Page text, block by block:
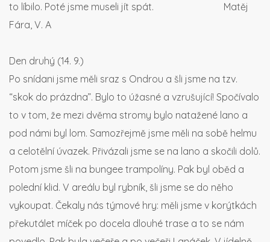
to líbilo. Poté jsme museli jít spát. Matěj
Fára, V. A
Den druhý (14. 9.)
Po snídani jsme měli sraz s Ondrou a šli jsme na tzv.
“skok do prázdna”. Bylo to úžasné a vzrušující! Spočívalo
to v tom, že mezi dvěma stromy bylo natažené lano a
pod námi byl lom. Samozřejmě jsme měli na sobě helmu
a celotělní úvazek. Přivázali jsme se na lano a skočili dolů.
Potom jsme šli na bungee trampolíny. Pak byl oběd a
polední klid. V areálu byl rybník, šli jsme se do něho
vykoupat. Čekaly nás týmové hry: měli jsme v korýtkách
překutálet míček po docela dlouhé trase a to se nám